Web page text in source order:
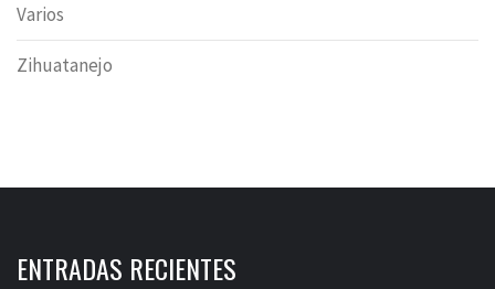
Varios
Zihuatanejo
ENTRADAS RECIENTES